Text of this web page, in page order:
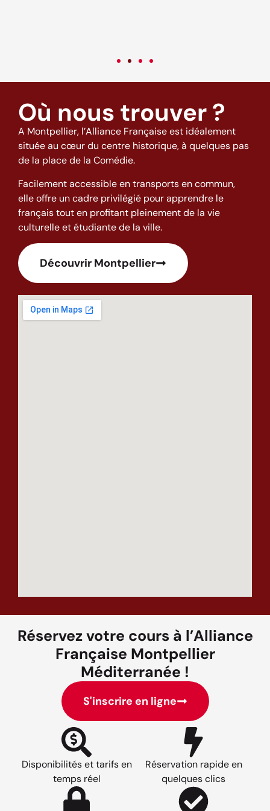
Où nous trouver ?
A Montpellier, l’Alliance Française est idéalement
située au cœur du centre historique, à quelques pas
de la place de la Comédie.
Facilement accessible en transports en commun,
elle offre un cadre privilégié pour apprendre le
français tout en profitant pleinement de la vie
culturelle et étudiante de la ville.
Découvrir Montpellier
Réservez votre cours à l’Alliance
Française Montpellier
Méditerranée !
S'inscrire en ligne
Disponibilités et tarifs en
temps réel
Réservation rapide en
quelques clics